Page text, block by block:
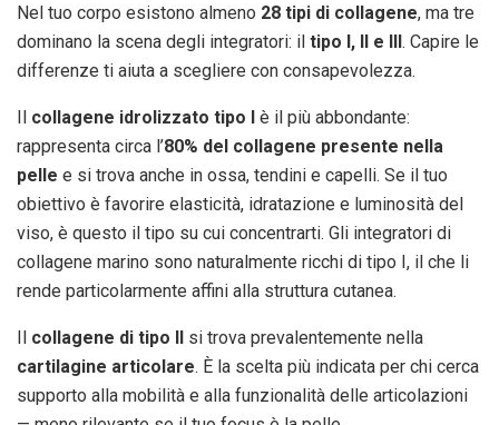
Nel tuo corpo esistono almeno 28 tipi di collagene, ma tre
dominano la scena degli integratori: il tipo I, II e III. Capire le
differenze ti aiuta a scegliere con consapevolezza.
Il collagene idrolizzato tipo I è il più abbondante:
rappresenta circa l’80% del collagene presente nella
pelle e si trova anche in ossa, tendini e capelli. Se il tuo
obiettivo è favorire elasticità, idratazione e luminosità del
viso, è questo il tipo su cui concentrarti. Gli integratori di
collagene marino sono naturalmente ricchi di tipo I, il che li
rende particolarmente affini alla struttura cutanea.
Il collagene di tipo II si trova prevalentemente nella
cartilagine articolare. È la scelta più indicata per chi cerca
supporto alla mobilità e alla funzionalità delle articolazioni